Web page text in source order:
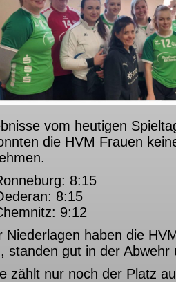
vom heutigen
die HVM Frauen
8:15
8:15
9:12
Niederlagen haben die
standen gut in der Abwehr
zählt nur noch der Platz